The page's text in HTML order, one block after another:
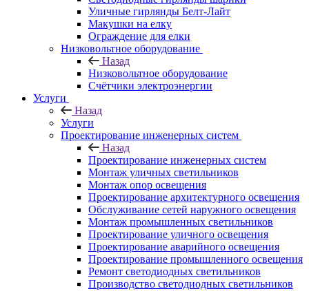
Уличные гирлянды Белт-Лайт
Макушки на елку
Ограждение для елки
Низковольтное оборудование
Назад
Низковольтное оборудование
Счётчики электроэнергии
Услуги
Назад
Услуги
Проектирование инженерных систем
Назад
Проектирование инженерных систем
Монтаж уличных светильников
Монтаж опор освещения
Проектирование архитектурного освещения
Обслуживание сетей наружного освещения
Монтаж промышленных светильников
Проектирование уличного освещения
Проектирование аварийного освещения
Проектирование промышленного освещения
Ремонт светодиодных светильников
Производство светодиодных светильников